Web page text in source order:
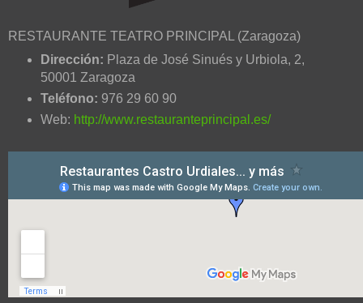
RESTAURANTE TEATRO PRINCIPAL (Zaragoza)
Dirección: Plaza de José Sinués y Urbiola, 2,
50001 Zaragoza
Teléfono: 976 29 60 90
Web: http://www.restauranteprincipal.es/